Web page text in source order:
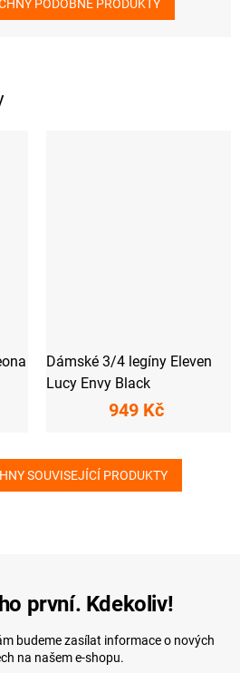
Dámské 3/4 legíny Eleven
Lucy Envy Black
949 Kč
SOUVISEJÍCÍ PRODUKTY
PODOBNÉ PRODUKTY
první. Kdekoliv!
budeme zasílat informace o nových
na našem e-shopu.